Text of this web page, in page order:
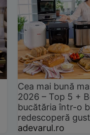
Cea mai bună
2026 – Top 5 +
bucătăria într-o
redescoperă
adevarul.ro